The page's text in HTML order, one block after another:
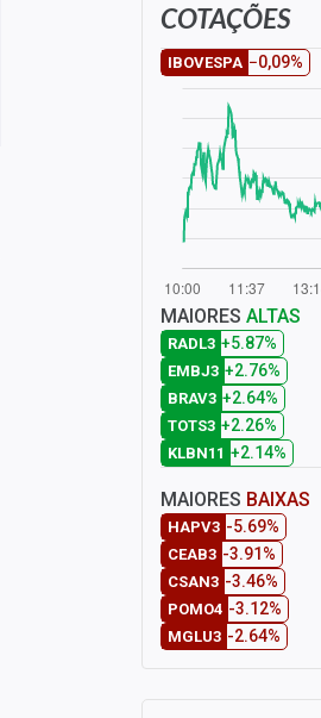
COTAÇÕES
IBOVESPA −0,09%
MAIORES ALTAS
RADL3 +5.87%
EMBJ3 +2.76%
BRAV3 +2.64%
TOTS3 +2.26%
KLBN11 +2.14%
MAIORES BAIXAS
HAPV3 -5.69%
CEAB3 -3.91%
CSAN3 -3.46%
POMO4 -3.12%
MGLU3 -2.64%